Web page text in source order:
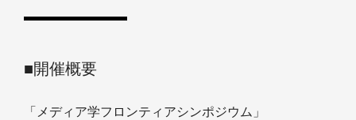
■開催概要
「メディア学フロンティアシンポジウム」